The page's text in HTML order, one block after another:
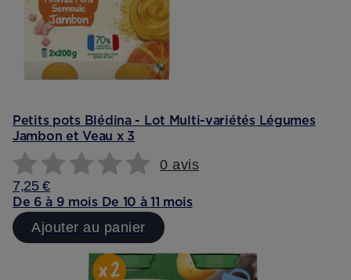
Petits pots Blédina - Lot Multi-variétés Légumes
Jambon et Veau x 3
0 avis
7,25 €
De 6 à 9 mois De 10 à 11 mois
Ajouter au panier